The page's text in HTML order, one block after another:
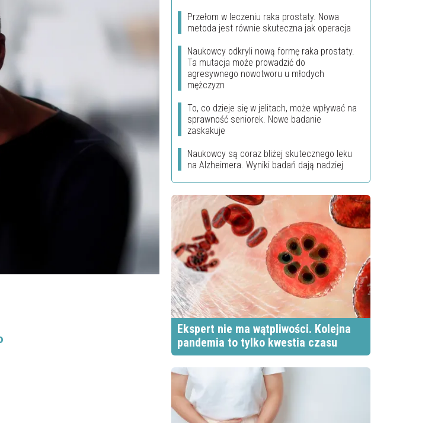
Przełom w leczeniu raka prostaty. Nowa
metoda jest równie skuteczna jak operacja
Naukowcy odkryli nową formę raka prostaty.
Ta mutacja może prowadzić do
agresywnego nowotworu u młodych
mężczyzn
To, co dzieje się w jelitach, może wpływać na
sprawność seniorek. Nowe badanie
zaskakuje
Naukowcy są coraz bliżej skutecznego leku
na Alzheimera. Wyniki badań dają nadziej
Ekspert nie ma wątpliwości. Kolejna
pandemia to tylko kwestia czasu